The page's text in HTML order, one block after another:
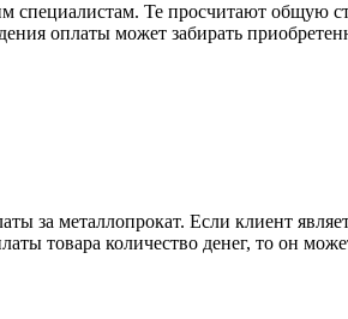
Те просчитают общую
оплаты может забирать
за металлопрокат. Если клиент
товара количество денег, то он